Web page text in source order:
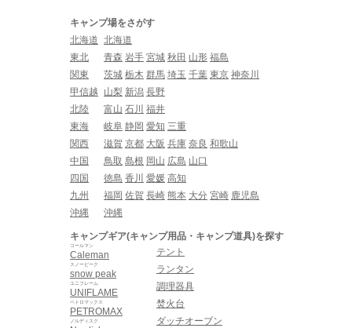
キャンプ場をさがす
北海道 北海道
東北
青森 岩手 宮城 秋田 山形 福島
関東
茨城 栃木 群馬 埼玉 千葉 東京 神奈川
甲信越
山梨 新潟 長野
北陸
富山 石川 福井
東海
岐阜 静岡 愛知 三重
関西
滋賀 京都 大阪 兵庫 奈良 和歌山
中国
鳥取 島根 岡山 広島 山口
四国
徳島 香川 愛媛 高知
九州
福岡 佐賀 長崎 熊本 大分 宮崎 鹿児島
沖縄
沖縄
キャンプギア(キャンプ用品・キャンプ道具)を探す
Caleman
コールマン
snow peak
スノーピーク
UNIFLAME
ユニフレーム
PETROMAX
ペトロマックス
ノルディスク
テント
ランタン
調理器具
焚火台
ダッチオーブン